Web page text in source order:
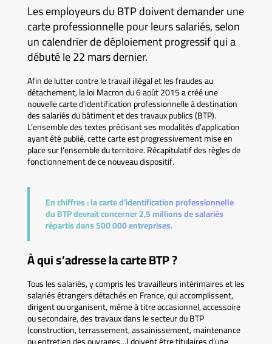
Les employeurs du BTP doivent demander une
carte professionnelle pour leurs salariés, selon
un calendrier de déploiement progressif qui a
débuté le 22 mars dernier.
Afin de lutter contre le travail illégal et les fraudes au
détachement, la loi Macron du 6 août 2015 a créé une
nouvelle carte d’identification professionnelle à destination
des salariés du bâtiment et des travaux publics (BTP).
L’ensemble des textes précisant ses modalités d’application
ayant été publié, cette carte est progressivement mise en
place sur l’ensemble du territoire. Récapitulatif des règles de
fonctionnement de ce nouveau dispositif.
En chiffres :la carte d’identification professionnelle
du BTP devrait concerner 2,5 millions de salariés
répartis dans 500 000 entreprises.
À qui s’adresse la carte BTP ?
Tous les salariés, y compris les travailleurs intérimaires et les
salariés étrangers détachés en France, qui accomplissent,
dirigent ou organisent, même à titre occasionnel, accessoire
ou secondaire, des travaux dans le secteur du BTP
(construction, terrassement, assainissement, maintenance